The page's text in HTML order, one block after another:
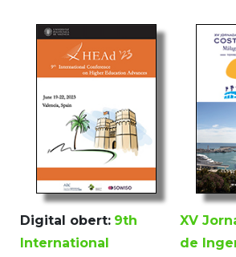
Digital obert: 9th
International
XV
de